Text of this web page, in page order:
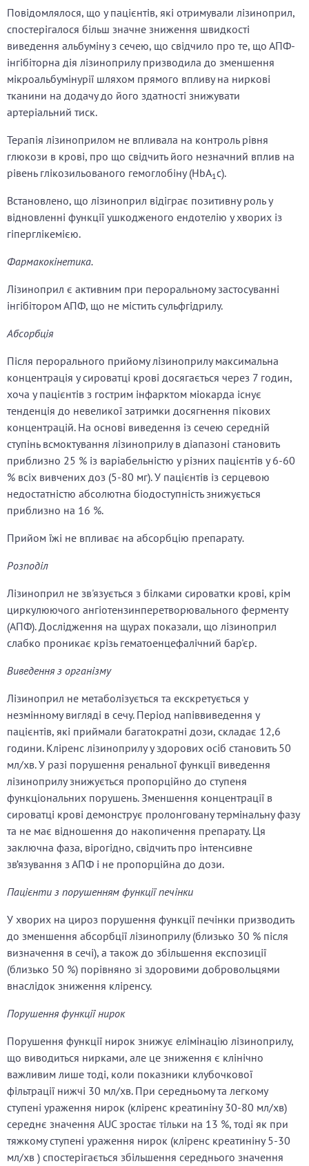
Повідомлялося, що у пацієнтів, які отримували лізиноприл,
спостерігалося більш значне зниження швидкості
виведення альбуміну з сечею, що свідчило про те, що АПФ-
інгібіторна дія лізиноприлу призводила до зменшення
мікроальбумінурії шляхом прямого впливу на ниркові
тканини на додачу до його здатності знижувати
артеріальний тиск.
Терапія лізиноприлом не впливала на контроль рівня
глюкози в крові, про що свідчить його незначний вплив на
рівень глікозильованого гемоглобіну (HbA1c).
Встановлено, що лізиноприл відіграє позитивну роль у
відновленні функції ушкодженого ендотелію у хворих із
гіперглікемією.
Фармакокінетика.
Лізиноприл є активним при пероральному застосуванні
інгібітором АПФ, що не містить сульфгідрилу.
Абсорбція
Після перорального прийому лізиноприлу максимальна
концентрація у сироватці крові досягається через 7 годин,
хоча у пацієнтів з гострим інфарктом міокарда існує
тенденція до невеликої затримки досягнення пікових
концентрацій. На основі виведення із сечею середній
ступінь всмоктування лізиноприлу в діапазоні становить
приблизно 25 % із варіабельністю у різних пацієнтів у 6-60
% всіх вивчених доз (5-80 мг). У пацієнтів із серцевою
недостатністю абсолютна біодоступність знижується
приблизно на 16 %.
Прийом їжі не впливає на абсорбцію препарату.
Розподіл
Лізиноприл не зв'язується з білками сироватки крові, крім
циркулюючого ангіотензинперетворювального ферменту
(АПФ). Дослідження на щурах показали, що лізиноприл
слабко проникає крізь гематоенцефалічний бар'єр.
Виведення з організму
Лізиноприл не метаболізується та екскретується у
незмінному вигляді в сечу. Період напіввиведення у
пацієнтів, які приймали багатократні дози, складає 12,6
години. Кліренс лізиноприлу у здорових осіб становить 50
мл/хв. У разі порушення ренальної функції виведення
лізиноприлу знижується пропорційно до ступеня
функціональних порушень. Зменшення концентрації в
сироватці крові демонструє пролонговану термінальну фазу
та не має відношення до накопичення препарату. Ця
заключна фаза, вірогідно, свідчить про інтенсивне
зв’язування з АПФ і не пропорційна до дози.
Пацієнти з порушенням функції печінки
У хворих на цироз порушення функції печінки призводить
до зменшення абсорбції лізиноприлу (близько 30 % після
визначення в сечі), а також до збільшення експозиції
(близько 50 %) порівняно зі здоровими добровольцями
внаслідок зниження кліренсу.
Порушення функції нирок
Порушення функції нирок знижує елімінацію лізиноприлу,
що виводиться нирками, але це зниження є клінічно
важливим лише тоді, коли показники клубочкової
фільтрації нижчі 30 мл/хв. При середньому та легкому
ступені ураження нирок (кліренс креатиніну 30-80 мл/хв)
середнє значення AUC зростає тільки на 13 %, тоді як при
тяжкому ступені ураження нирок (кліренс креатиніну 5-30
мл/хв ) спостерігається збільшення середнього значення